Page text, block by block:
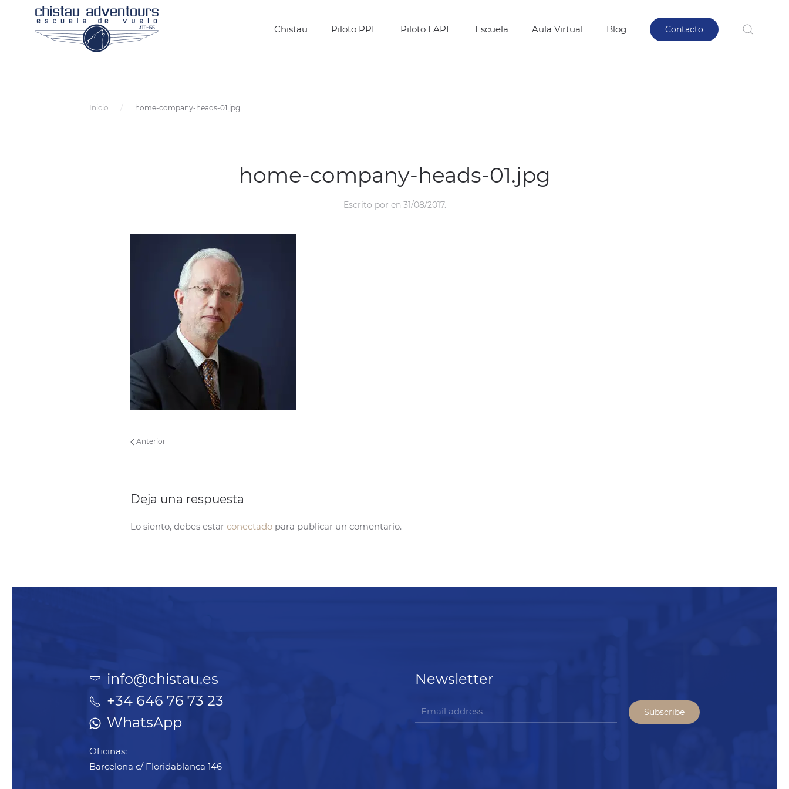
Chistau Piloto PPL Piloto LAPL Escuela Aula Virtual Blog Contacto
Inicio home-company-heads-01.jpg
home-company-heads-01.jpg
Escrito por en 31/08/2017.
Anterior
Deja una respuesta
Lo siento, debes estar conectado para publicar un comentario.
info@chistau.es
+34 646 76 73 23
WhatsApp
Oficinas:
Barcelona c/ Floridablanca 146
Newsletter
Subscribe